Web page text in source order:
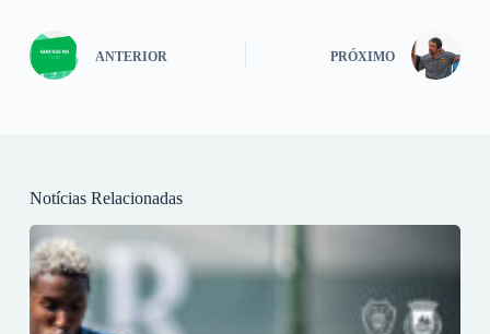
ANTERIOR PRÓXIMO
Notícias Relacionadas